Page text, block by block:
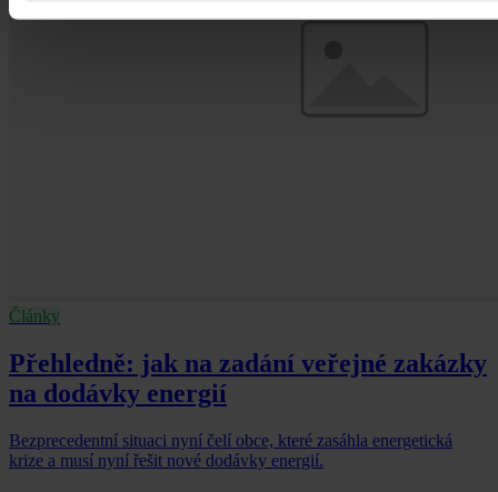
Články
Přehledně: jak na zadání veřejné zakázky
na dodávky energií
Bezprecedentní situaci nyní čelí obce, které zasáhla energetická
krize a musí nyní řešit nové dodávky energií.